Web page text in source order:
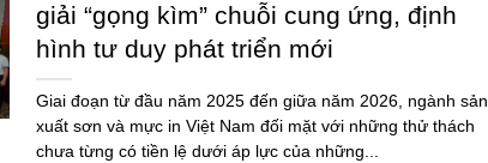
giải “gọng kìm” chuỗi cung ứng, định
hình tư duy phát triển mới
Giai đoạn từ đầu năm 2025 đến giữa năm 2026, ngành sản
xuất sơn và mực in Việt Nam đối mặt với những thử thách
chưa từng có tiền lệ dưới áp lực của những...